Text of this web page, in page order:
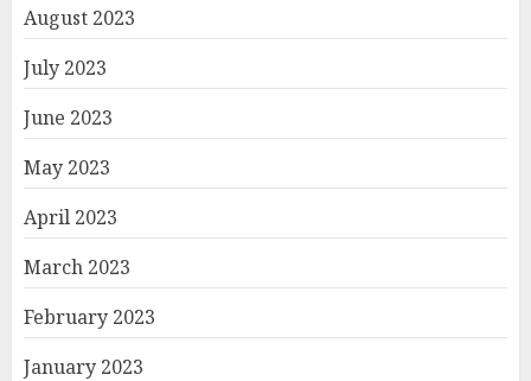
August 2023
July 2023
June 2023
May 2023
April 2023
March 2023
February 2023
January 2023